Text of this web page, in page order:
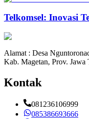
Telkomsel: Inovasi
Alamat : Desa
Kab. Magetan, Prov. Jawa
Kontak
081236106999
085386693666